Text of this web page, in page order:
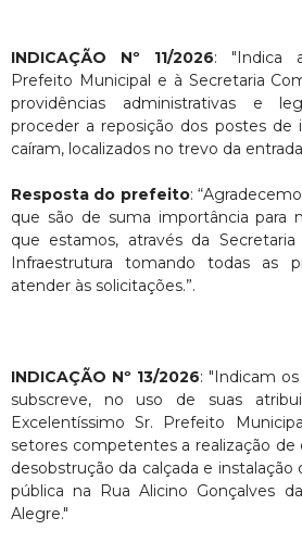
INDICAÇÃO Nº 11/2026: "Indica
Prefeito Municipal e à Secretaria
providências administrativas e
proceder a reposição dos postes de
caíram, localizados no trevo da
Resposta do prefeito:
que são de suma importância para
que estamos, através da
Infraestrutura tomando todas as
atender às solicitações.”.
INDICAÇÃO Nº 13/2026: "Indicam
subscreve, no uso de suas
Excelentíssimo Sr. Prefeito
setores competentes a realização de
desobstrução da calçada e
pública na Rua Alicino Gonçalves
Alegre."